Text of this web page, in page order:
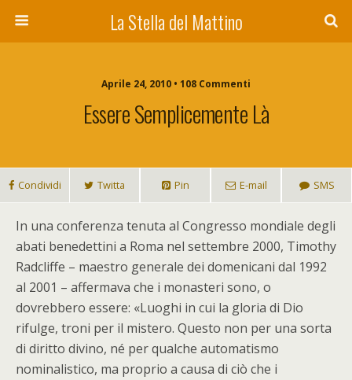
La Stella del Mattino
Aprile 24, 2010 • 108 Commenti
Essere Semplicemente Là
Condividi Twitta Pin E-mail SMS
In una conferenza tenuta al Congresso mondiale degli
abati benedettini a Roma nel settembre 2000, Timothy
Radcliffe – maestro generale dei domenicani dal 1992
al 2001 – affermava che i monasteri sono, o
dovrebbero essere: «Luoghi in cui la gloria di Dio
rifulge, troni per il mistero. Questo non per una sorta
di diritto divino, né per qualche automatismo
nominalistico, ma proprio a causa di ciò che i